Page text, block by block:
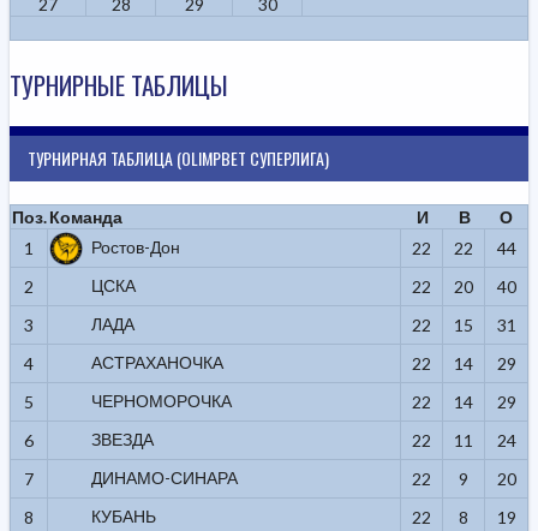
27
28 29 30
ТУРНИРНЫЕ ТАБЛИЦЫ
ТУРНИРНАЯ ТАБЛИЦА (OLIMPBET СУПЕРЛИГА)
Поз.Команда И В
О
1
Ростов-Дон 22 22
44
2
ЦСКА 22 20
40
3
ЛАДА 22 15
31
4
АСТРАХАНОЧКА 22 14
29
5
ЧЕРНОМОРОЧКА 22 14
29
6
ЗВЕЗДА 22 11
24
7
ДИНАМО-СИНАРА 22 9
20
8
КУБАНЬ 22 8
19